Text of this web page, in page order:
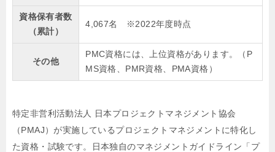
資格保有者数
（累計）
4,067名 ※2022年度時点
その他
PMC資格には、上位資格があります。（P
MS資格、PMR資格、PMA資格）
特定非営利活動法人 日本プロジェクトマネジメント協会
（PMAJ）が実施しているプロジェクトマネジメントに特化し
た資格・試験です。日本独自のマネジメントガイドライン「プ